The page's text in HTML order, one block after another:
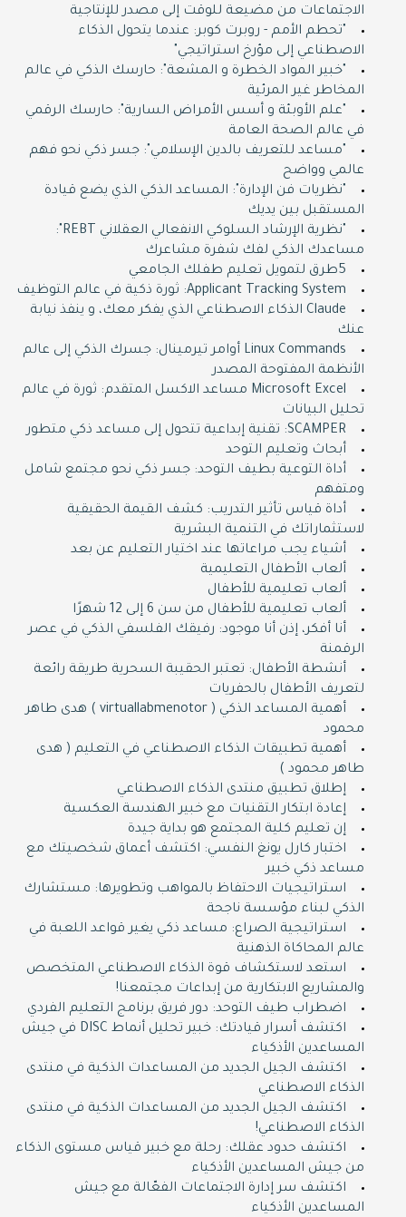
الاجتماعات من مضيعة للوقت إلى مصدر للإنتاجية
"تحطم الأمم - روبرت كوبر: عندما يتحول الذكاء
الاصطناعي إلى مؤرخ استراتيجي"
"خبير المواد الخطرة و المشعة": حارسك الذكي في عالم
المخاطر غير المرئية
"علم الأوبئة و أسس الأمراض السارية": حارسك الرقمي
في عالم الصحة العامة
"مساعد للتعريف بالدين الإسلامي": جسر ذكي نحو فهم
عالمي وواضح
"نظريات فن الإدارة": المساعد الذكي الذي يضع قيادة
المستقبل بين يديك
"نظرية الإرشاد السلوكي الانفعالي العقلاني REBT":
مساعدك الذكي لفك شفرة مشاعرك
5طرق لتمويل تعليم طفلك الجامعي
Applicant Tracking System: ثورة ذكية في عالم التوظيف
Claude الذكاء الاصطناعي الذي يفكر معك، و ينفذ نيابة
عنك
Linux Commands أوامر تيرمينال: جسرك الذكي إلى عالم
الأنظمة المفتوحة المصدر
Microsoft Excel مساعد الاكسل المتقدم: ثورة في عالم
تحليل البيانات
SCAMPER: تقنية إبداعية تتحول إلى مساعد ذكي متطور
أبحاث وتعليم التوحد
أداة التوعية بطيف التوحد: جسر ذكي نحو مجتمع شامل
ومتفهم
أداة قياس تأثير التدريب: كشف القيمة الحقيقية
لاستثماراتك في التنمية البشرية
أشياء يجب مراعاتها عند اختيار التعليم عن بعد
ألعاب الأطفال التعليمية
ألعاب تعليمية للأطفال
ألعاب تعليمية للأطفال من سن 6 إلى 12 شهرًا
أنا أفكر، إذن أنا موجود: رفيقك الفلسفي الذكي في عصر
الرقمنة
أنشطة الأطفال: تعتبر الحقيبة السحرية طريقة رائعة
لتعريف الأطفال بالحفريات
أهمية المساعد الذكي ( virtuallabmenotor ) هدى طاهر
محمود
أهمية تطبيقات الذكاء الاصطناعي في التعليم ( هدى
طاهر محمود )
إطلاق تطبيق منتدى الذكاء الاصطناعي
إعادة ابتكار التقنيات مع خبير الهندسة العكسية
إن تعليم كلية المجتمع هو بداية جيدة
اختبار كارل يونغ النفسي: اكتشف أعماق شخصيتك مع
مساعد ذكي خبير
استراتيجيات الاحتفاظ بالمواهب وتطويرها: مستشارك
الذكي لبناء مؤسسة ناجحة
استراتيجية الصراع: مساعد ذكي يغير قواعد اللعبة في
عالم المحاكاة الذهنية
استعد لاستكشاف قوة الذكاء الاصطناعي المتخصص
والمشاريع الابتكارية من إبداعات مجتمعنا!
اضطراب طيف التوحد: دور فريق برنامج التعليم الفردي
اكتشف أسرار قيادتك: خبير تحليل أنماط DISC في جيش
المساعدين الأذكياء
اكتشف الجيل الجديد من المساعدات الذكية في منتدى
الذكاء الاصطناعي
اكتشف الجيل الجديد من المساعدات الذكية في منتدى
الذكاء الاصطناعي!
اكتشف حدود عقلك: رحلة مع خبير قياس مستوى الذكاء
من جيش المساعدين الأذكياء
اكتشف سر إدارة الاجتماعات الفعّالة مع جيش
المساعدين الأذكياء